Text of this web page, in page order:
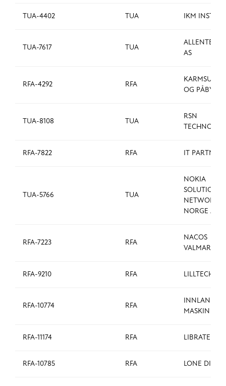
TUA-4402 TUA IKM
TUA-7617 TUA
ALLENTE
AS
RFA-4292 RFA
KARMSUND
OG PÅBYGG
TUA-8108 TUA
RSN
RFA-7822 RFA IT PARTNER
TUA-5766 TUA
NOKIA
SOLUTIONS
NETWORKS
NORGE AS
RFA-7223 RFA
NACOS
VALMARINE
RFA-9210 RFA LILLTECH AS
RFA-10774 RFA
INNLANDET
MASKIN AS
RFA-11174 RFA LIBRATEK AS
RFA-10785 RFA LONE